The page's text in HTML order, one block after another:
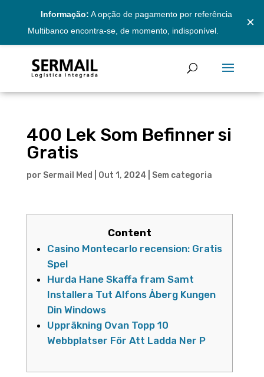
Informação: A opção de pagamento por referência
Multibanco encontra-se, de momento, indisponível.
×
400 Lek Som Befinner si
Gratis
por Sermail Med Out 1, 2024 Sem categoria
Content
Casino Montecarlo recension: Gratis
Spel
Hurda Hane Skaffa fram Samt
Installera Tut Alfons Åberg Kungen
Din Windows
Uppräkning Ovan Topp 10
Webbplatser För Att Ladda Ner P